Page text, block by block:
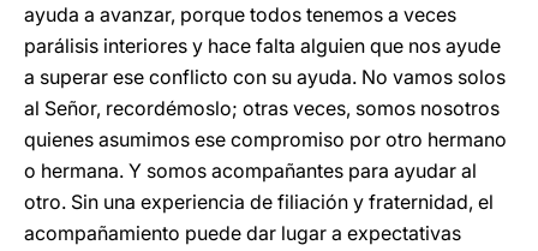
ayuda a avanzar, porque todos tenemos a veces
parálisis interiores y hace falta alguien que nos ayude
a superar ese conflicto con su ayuda. No vamos solos
al Señor, recordémoslo; otras veces, somos nosotros
quienes asumimos ese compromiso por otro hermano
o hermana. Y somos acompañantes para ayudar al
otro. Sin una experiencia de filiación y fraternidad, el
acompañamiento puede dar lugar a expectativas